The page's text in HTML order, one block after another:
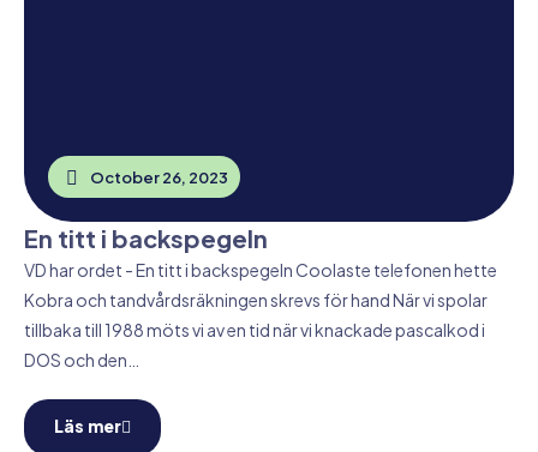
October 26, 2023
En titt i backspegeln
VD har ordet - En titt i backspegeln Coolaste telefonen hette
Kobra och tandvårdsräkningen skrevs för hand När vi spolar
tillbaka till 1988 möts vi av en tid när vi knackade pascalkod i
DOS och den…
Läs mer